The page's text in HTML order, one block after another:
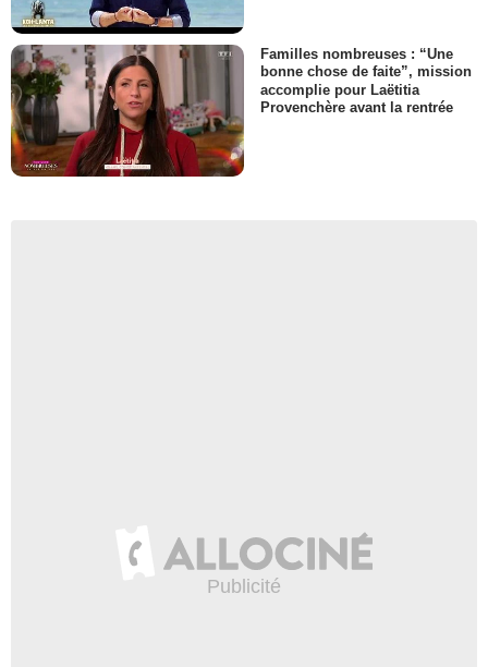
Familles nombreuses : “Une
bonne chose de faite”, mission
accomplie pour Laëtitia
Provenchère avant la rentrée